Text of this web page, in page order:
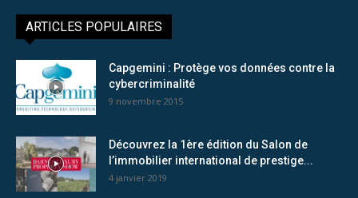
ARTICLES POPULAIRES
Capgemini : Protège vos données contre la
cybercriminalité
9 novembre 2015
Découvrez la 1ère édition du Salon de
l’immobilier international de prestige...
4 janvier 2019